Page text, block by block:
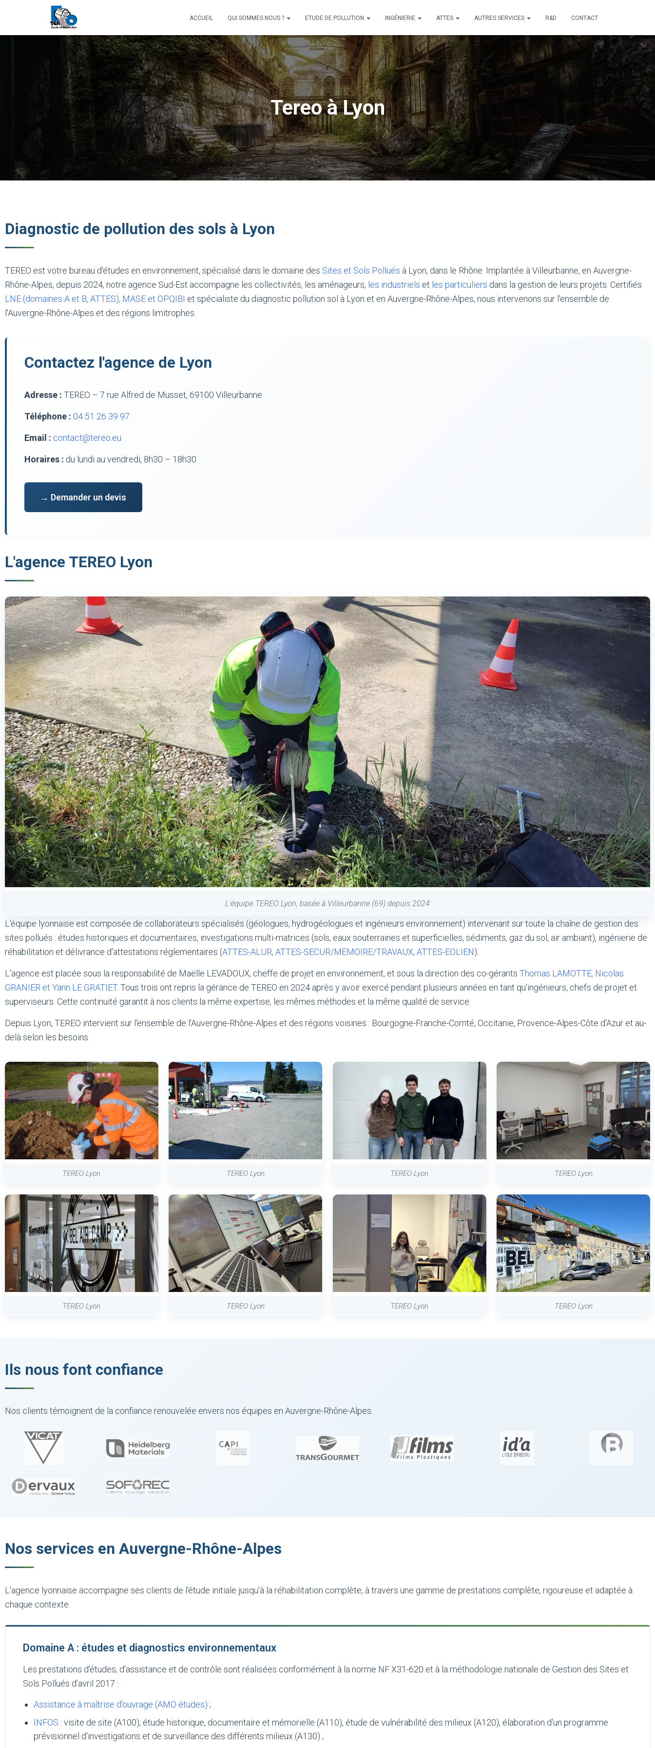
ACCUEIL QUI SOMMES NOUS ? ETUDE DE POLLUTION INGÉNIERIE ATTES AUTRES SERVICES R&D CONTACT
Tereo à Lyon
Diagnostic de pollution des sols à Lyon
TEREO est votre bureau d'études en environnement, spécialisé dans le domaine des Sites et Sols Pollués à Lyon, dans le Rhône. Implantée à Villeurbanne, en Auvergne-
Rhône-Alpes, depuis 2024, notre agence Sud-Est accompagne les collectivités, les aménageurs, les industriels et les particuliers dans la gestion de leurs projets. Certifiés
LNE (domaines A et B, ATTES), MASE et OPQIBI et spécialiste du diagnostic pollution sol à Lyon et en Auvergne-Rhône-Alpes, nous intervenons sur l'ensemble de
l'Auvergne-Rhône-Alpes et des régions limitrophes.
Contactez l'agence de Lyon
Adresse : TEREO – 7 rue Alfred de Musset, 69100 Villeurbanne
Téléphone : 04 51 26 39 97
Email : contact@tereo.eu
Horaires : du lundi au vendredi, 8h30 – 18h30
→ Demander un devis
L'agence TEREO Lyon
L'équipe TEREO Lyon, basée à Villeurbanne (69) depuis 2024
L'équipe lyonnaise est composée de collaborateurs spécialisés (géologues, hydrogéologues et ingénieurs environnement) intervenant sur toute la chaîne de gestion des
sites pollués : études historiques et documentaires, investigations multi-matrices (sols, eaux souterraines et superficielles, sédiments, gaz du sol, air ambiant), ingénierie de
réhabilitation et délivrance d'attestations réglementaires (ATTES-ALUR, ATTES-SECUR/MEMOIRE/TRAVAUX, ATTES-EOLIEN).
L'agence est placée sous la responsabilité de Maëlle LEVADOUX, cheffe de projet en environnement, et sous la direction des co-gérants Thomas LAMOTTE, Nicolas
GRANIER et Yann LE GRATIET. Tous trois ont repris la gérance de TEREO en 2024 après y avoir exercé pendant plusieurs années en tant qu'ingénieurs, chefs de projet et
superviseurs. Cette continuité garantit à nos clients la même expertise, les mêmes méthodes et la même qualité de service.
Depuis Lyon, TEREO intervient sur l'ensemble de l'Auvergne-Rhône-Alpes et des régions voisines : Bourgogne-Franche-Comté, Occitanie, Provence-Alpes-Côte d'Azur et au-
delà selon les besoins.
TEREO Lyon TEREO Lyon TEREO Lyon TEREO Lyon
TEREO Lyon TEREO Lyon TEREO Lyon TEREO Lyon
Ils nous font confiance
Nos clients témoignent de la confiance renouvelée envers nos équipes en Auvergne-Rhône-Alpes.
Nos services en Auvergne-Rhône-Alpes
L'agence lyonnaise accompagne ses clients de l'étude initiale jusqu'à la réhabilitation complète, à travers une gamme de prestations complète, rigoureuse et adaptée à
chaque contexte.
Domaine A : études et diagnostics environnementaux
Les prestations d'études, d'assistance et de contrôle sont réalisées conformément à la norme NF X31-620 et à la méthodologie nationale de Gestion des Sites et
Sols Pollués d'avril 2017 :
Assistance à maîtrise d'ouvrage (AMO études) ;
INFOS : visite de site (A100), étude historique, documentaire et mémorielle (A110), étude de vulnérabilité des milieux (A120), élaboration d'un programme
prévisionnel d'investigations et de surveillance des différents milieux (A130) ;